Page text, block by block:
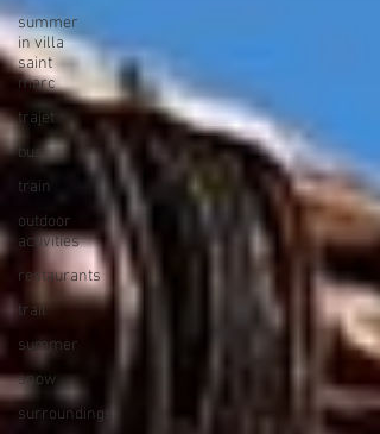
summer
in villa
saint
marc
trajet
bus
train
outdoor
activities
restaurants
trail
summer
snow
surroundings